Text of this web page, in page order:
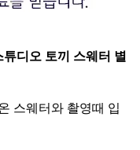
디오 토끼 스웨터 별
스웨터와 촬영때 입